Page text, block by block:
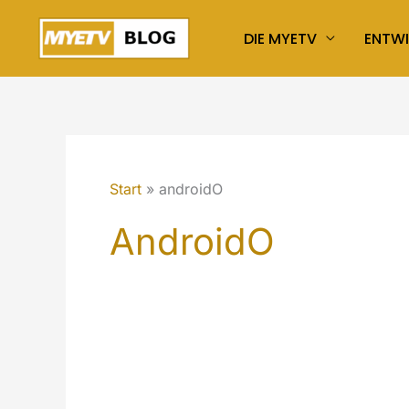
springen
DIE MYETV
Start androidO
AndroidO